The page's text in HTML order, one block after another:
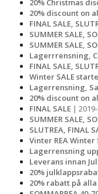
20% Christmas
20% discount on
FINAL SALE,
SUMMER SALE,
SUMMER SALE,
Lagerrrensning,
FINAL SALE,
Winter SALE
Lagerrensning,
20% discount on
FINAL SALE |
SUMMER SALE,
SLUTREA, FINAL
Vinter REA Winter
Lagerrensning
Leverans innan
20%
20% rabatt på